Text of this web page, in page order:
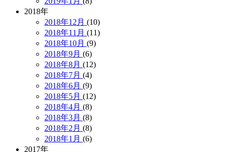
2018年
2018年12月 (10)
2018年11月 (11)
2018年10月 (9)
2018年9月 (6)
2018年8月 (12)
2018年7月 (4)
2018年6月 (9)
2018年5月 (12)
2018年4月 (8)
2018年3月 (8)
2018年2月 (8)
2018年1月 (6)
2017年